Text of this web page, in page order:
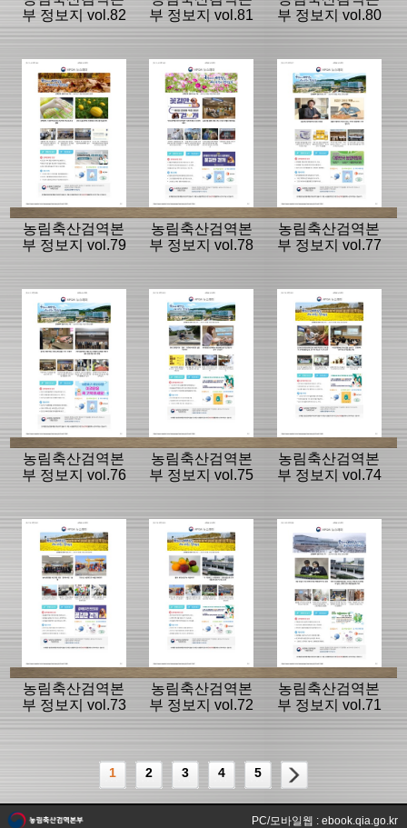
부 정보지 vol.82
부 정보지 vol.81
부 정보지 vol.80
농림축산검역본
부 정보지 vol.79
농림축산검역본
부 정보지 vol.78
농림축산검역본
부 정보지 vol.77
농림축산검역본
부 정보지 vol.76
농림축산검역본
부 정보지 vol.75
농림축산검역본
부 정보지 vol.74
농림축산검역본
부 정보지 vol.73
농림축산검역본
부 정보지 vol.72
농림축산검역본
부 정보지 vol.71
1 2 3 4 5
PC/모바일웹 : ebook.qia.go.kr